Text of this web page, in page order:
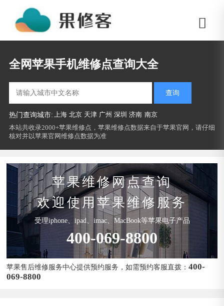
全网苹果手机维修点查询大全
查询
热门查询城市: 上海 北京 天津 广州 深圳 济南 南京
本站共收录2000+苹果维修点，苹果维修点数据来自于苹果官网，请仔细
核对并以苹果官网维修点数据为准
苹果维修网点查询
欢迎使用苹果维修服务
受理iphone、ipad、imac、MacBook等苹果电子产品
400-069-8800
苹果售后维修服务中心提供预约服务，如需预约客服直拨：400-
069-8800